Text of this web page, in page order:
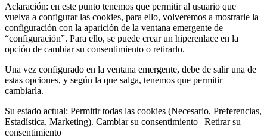
Aclaración: en este punto tenemos que permitir al usuario que
vuelva a configurar las cookies, para ello, volveremos a mostrarle la
configuración con la aparición de la ventana emergente de
“configuración”. Para ello, se puede crear un hiperenlace en la
opción de cambiar su consentimiento o retirarlo.
Una vez configurado en la ventana emergente, debe de salir una de
estas opciones, y según la que salga, tenemos que permitir
cambiarla.
Su estado actual: Permitir todas las cookies (Necesario, Preferencias,
Estadística, Marketing). Cambiar su consentimiento | Retirar su
consentimiento